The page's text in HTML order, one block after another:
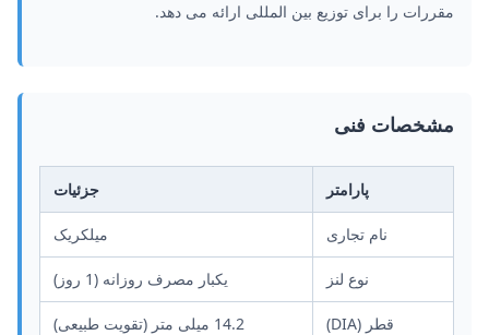
مقررات را برای توزیع بین المللی ارائه می دهد.
مشخصات فنی
پارامتر جزئیات
نام تجاری میلکریک
نوع لنز یکبار مصرف روزانه (1 روز)
قطر (DIA) 14.2 میلی متر (تقویت طبیعی)